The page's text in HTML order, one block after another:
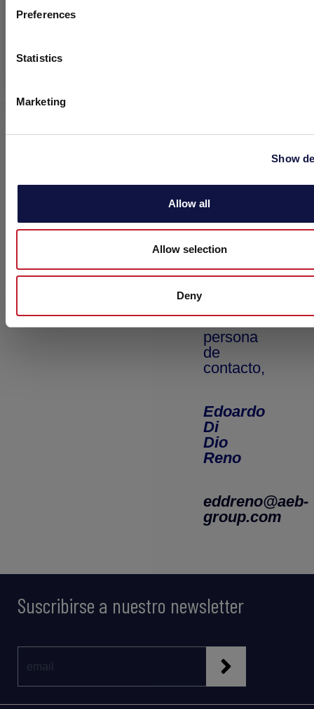
Preferences
Statistics
Marketing
Show
Allow all
Allow selection
Deny
destinados exclusivamente a clientes profesionales y empresas
¡Buena vendemia a todos los de
nueva
persona
de
contacto,
Edoardo
Di
Dio
Reno
eddreno@aeb-
group.com
Suscribirse a nuestro newsletter